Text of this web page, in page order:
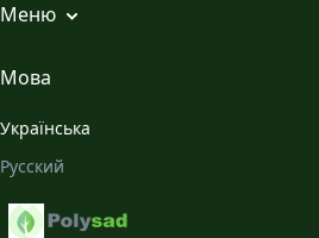
Меню
Всі статті
Галерея
Про нас
Мова
Українська
Русский